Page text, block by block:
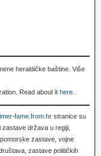
heraldičke baštine. Više
Read about it here.
fame.from.hr stranice su
država u regiji,
zastave, vojne
zastave političkih